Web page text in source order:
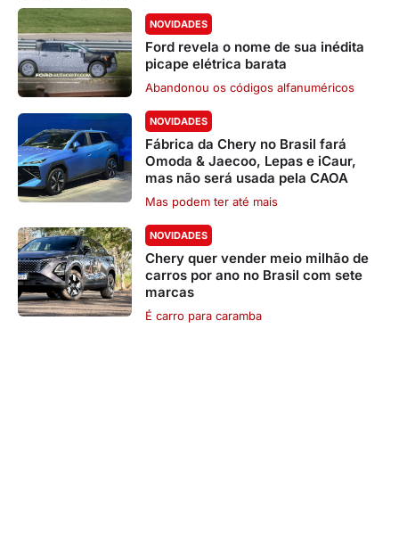
NOVIDADES
Ford revela o nome de sua inédita
picape elétrica barata
Abandonou os códigos alfanuméricos
NOVIDADES
Fábrica da Chery no Brasil fará
Omoda & Jaecoo, Lepas e iCaur,
mas não será usada pela CAOA
Mas podem ter até mais
NOVIDADES
Chery quer vender meio milhão de
carros por ano no Brasil com sete
marcas
É carro para caramba